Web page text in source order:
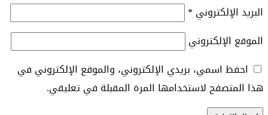
البريد الإلكتروني *
الموقع الإلكتروني
احفظ اسمي، بريدي الإلكتروني، والموقع الإلكتروني في
هذا المتصفح لاستخدامها المرة المقبلة في تعليقي.